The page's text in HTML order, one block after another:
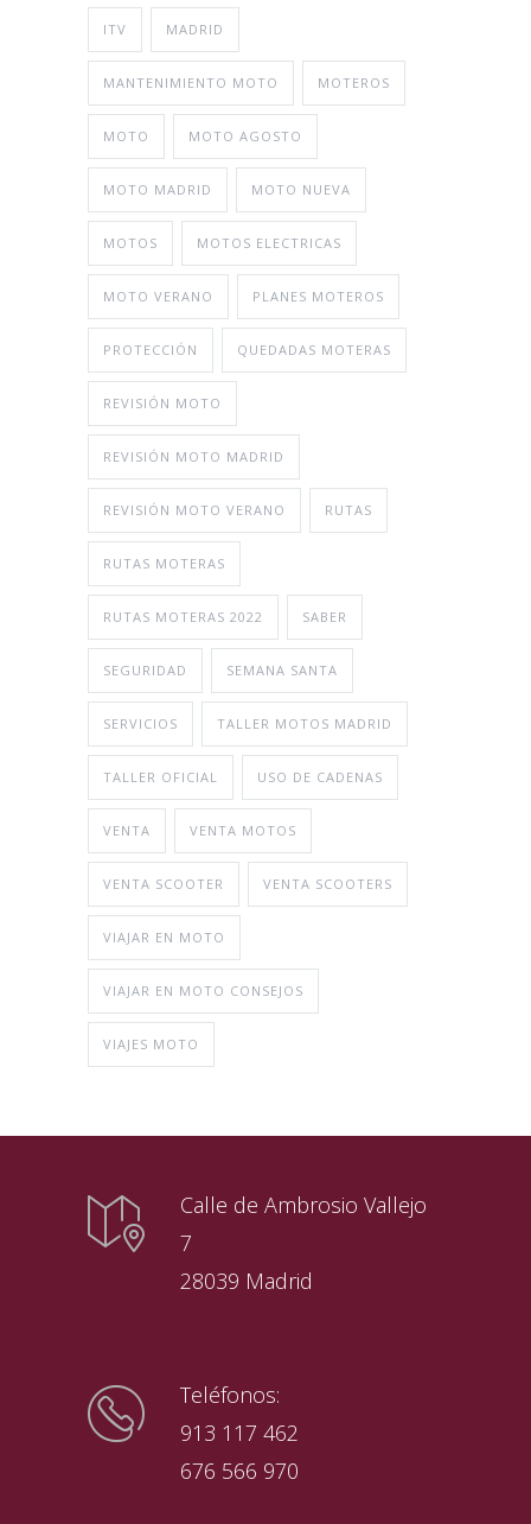
ITV MADRID
MANTENIMIENTO MOTO MOTEROS
MOTO MOTO AGOSTO
MOTO MADRID MOTO NUEVA
MOTOS MOTOS ELECTRICAS
MOTO VERANO PLANES MOTEROS
PROTECCIÓN QUEDADAS MOTERAS
REVISIÓN MOTO
REVISIÓN MOTO MADRID
REVISIÓN MOTO VERANO RUTAS
RUTAS MOTERAS
RUTAS MOTERAS 2022 SABER
SEGURIDAD SEMANA SANTA
SERVICIOS TALLER MOTOS MADRID
TALLER OFICIAL USO DE CADENAS
VENTA VENTA MOTOS
VENTA SCOOTER VENTA SCOOTERS
VIAJAR EN MOTO
VIAJAR EN MOTO CONSEJOS
VIAJES MOTO
Calle de Ambrosio Vallejo
7
28039 Madrid
Teléfonos:
913 117 462
676 566 970